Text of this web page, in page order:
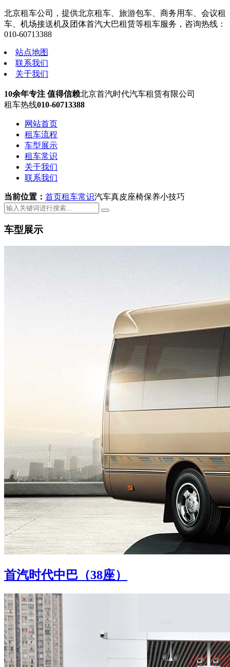
北京租车公司，提供北京租车、旅游包车、商务用车、会议租
车、机场接送机及团体首汽大巴租赁等租车服务，咨询热线：
010-60713388
站点地图
联系我们
关于我们
10余年专注 值得信赖北京首汽时代汽车租赁有限公司
租车热线010-60713388
网站首页
租车流程
车型展示
租车常识
关于我们
联系我们
当前位置： 首页租车常识汽车真皮座椅保养小技巧
车型展示
首汽时代中巴（38座）